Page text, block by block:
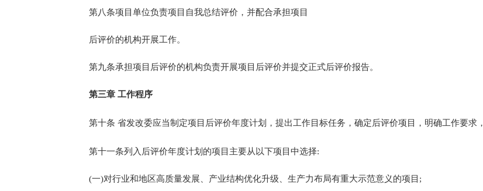
第八条项目单位负责项目 自我总结评价 ，并配合承担项目
后评价的机构开展工作。
第九条承担项目后评价的机构负责开展项目后评价并提交正式后评价报告。
第三章 工作程序
第十条 省发改委应当制定项目后评价年度计划， 提出工作目标任务，确定后评价项目，明确工作要求，
第十一条列入后评价年度计划的项目主要从以下项目中选择:
(一)对行业和地区高质量发展、产业结构优化升级、生产力布局有重大示范意义的项目;